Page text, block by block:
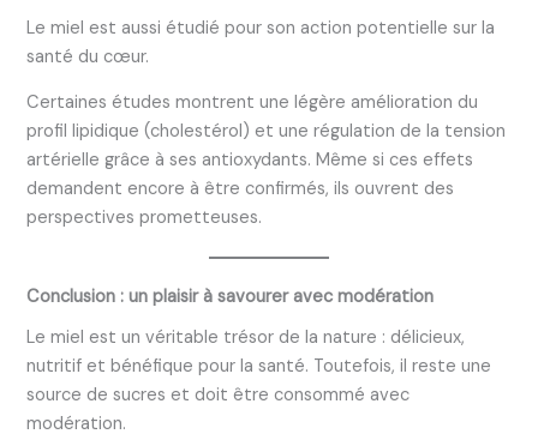
Le miel est aussi étudié pour son action potentielle sur la
santé du cœur.
Certaines études montrent une légère amélioration du
profil lipidique (cholestérol) et une régulation de la tension
artérielle grâce à ses antioxydants. Même si ces effets
demandent encore à être confirmés, ils ouvrent des
perspectives prometteuses.
Conclusion : un plaisir à savourer avec modération
Le miel est un véritable trésor de la nature : délicieux,
nutritif et bénéfique pour la santé. Toutefois, il reste une
source de sucres et doit être consommé avec
modération.